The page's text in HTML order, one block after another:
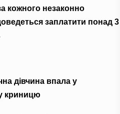
кожного незаконно
заплатити понад 3
дівчина впала у
криницю